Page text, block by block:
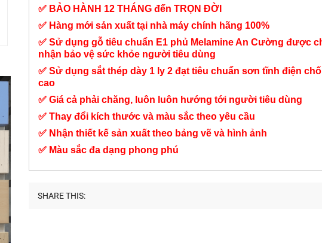
kiểu mới QLT139
5,850,000 đ
Liên hệ
5,900,000 đ
✅ BẢO HÀNH 12 THÁNG đến TRỌN ĐỜI
✅ Hàng mới sản xuất tại nhà máy chính hãng 100%
✅ Sử dụng gỗ tiêu chuẩn E1 phủ Melamine An Cường được
nhận bảo vệ sức khỏe người tiêu dùng
✅ Sử dụng sắt thép dày 1 ly 2 đạt tiêu chuẩn sơn tĩnh điện
cao
✅ Giá cả phải chăng, luôn luôn hướng tới người tiêu dùng
✅ Thay đổi kích thước và màu sắc theo yêu cầu
✅ Nhận thiết kế sản xuất theo bảng vẽ và hình ảnh
✅ Màu sắc đa dạng phong phú
SHARE THIS: